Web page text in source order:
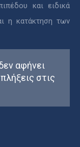
και ειδικά
η κατάκτηση των
αφήνει
στις